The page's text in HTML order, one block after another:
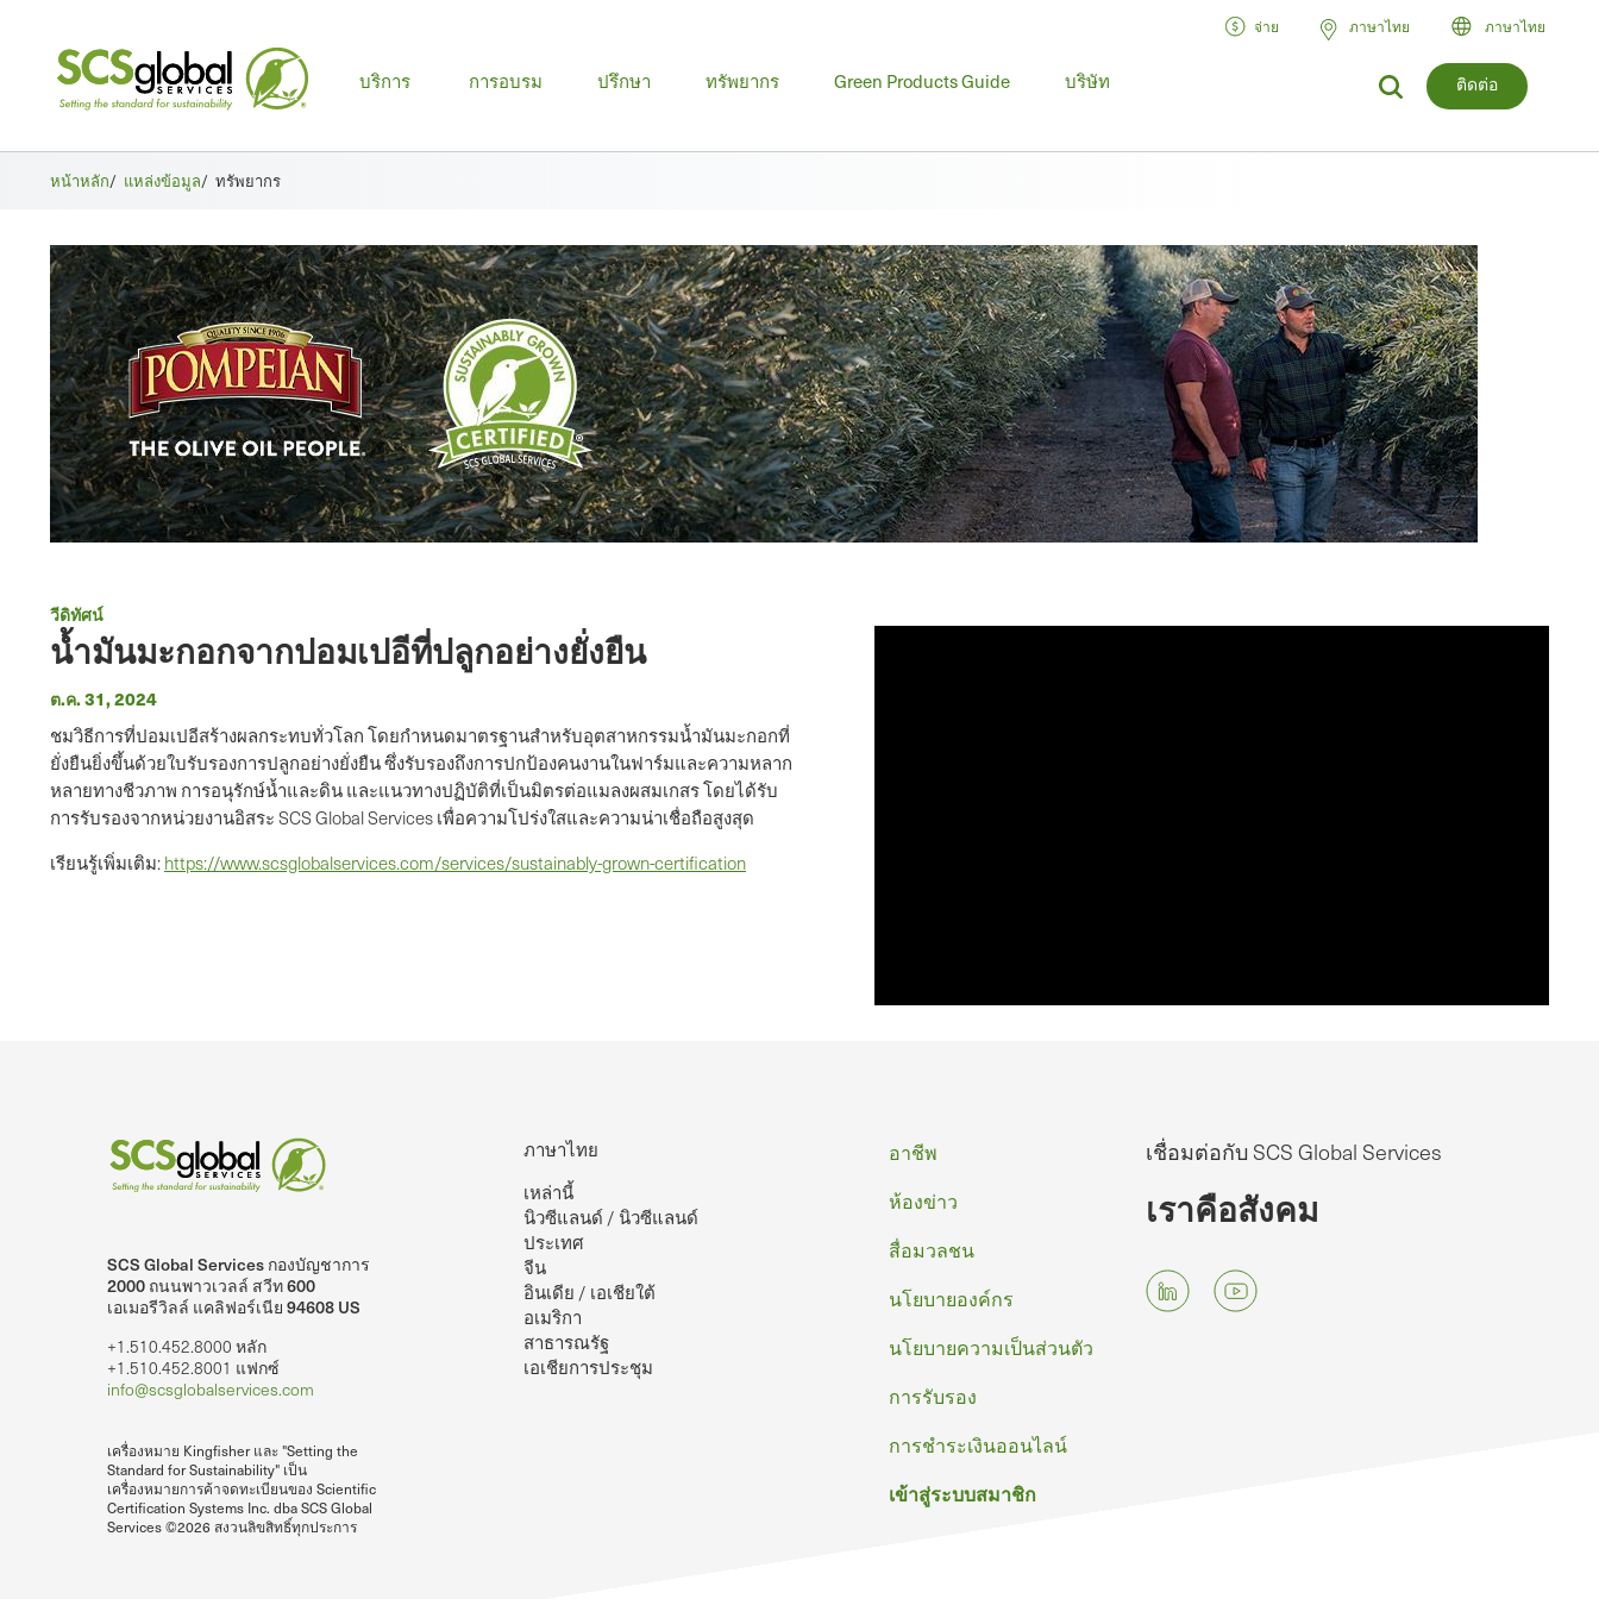
ติดต่อ
บริการ
เมนู
การอบรม ปรึกษา ทรัพยากร Green Products Guide บริษัท
จ่าย ภาษาไทย ภาษาไทย
หน้าหลัก/ แหล่งข้อมูล/ ทรัพยากร
วีดิทัศน์
น้ำมันมะกอกจากปอมเปอีที่ปลูกอย่างยั่งยืน
ต.ค. 31, 2024
ชมวิธีการที่ปอมเปอีสร้างผลกระทบทั่วโลก โดยกำหนดมาตรฐานสำหรับอุตสาหกรรมน้ำมันมะกอกที่
ยั่งยืนยิ่งขึ้นด้วยใบรับรองการปลูกอย่างยั่งยืน ซึ่งรับรองถึงการปกป้องคนงานในฟาร์มและความหลาก
หลายทางชีวภาพ การอนุรักษ์น้ำและดิน และแนวทางปฏิบัติที่เป็นมิตรต่อแมลงผสมเกสร โดยได้รับ
การรับรองจากหน่วยงานอิสระ SCS Global Services เพื่อความโปร่งใสและความน่าเชื่อถือสูงสุด
เรียนรู้เพิ่มเติม: https://www.scsglobalservices.com/services/sustainably-grown-certification
SCS Global Services กองบัญชาการ
2000 ถนนพาวเวลล์ สวีท 600
เอเมอรีวิลล์ แคลิฟอร์เนีย 94608 US
+1.510.452.8000 หลัก
+1.510.452.8001 แฟกซ์
info@scsglobalservices.com
เครื่องหมาย Kingfisher และ "Setting the
Standard for Sustainability" เป็น
เครื่องหมายการค้าจดทะเบียนของ Scientific
Certification Systems Inc. dba SCS Global
Services ©2026 สงวนลิขสิทธิ์ทุกประการ
ภาษาไทย
เหล่านี้
นิวซีแลนด์ / นิวซีแลนด์
ประเทศ
จีน
อินเดีย / เอเชียใต้
อเมริกา
สาธารณรัฐ
เอเชียการประชุม
ท้าย
กระดาษ
อาชีพ
ห้องข่าว
สื่อมวลชน
นโยบายองค์กร
นโยบายความเป็นส่วนตัว
การรับรอง
การชําระเงินออนไลน์
เข้าสู่ระบบสมาชิก
เชื่อมต่อกับ SCS Global Services
เราคือสังคม
บน LinkedIn
SCS Global Services บนยูทูบ